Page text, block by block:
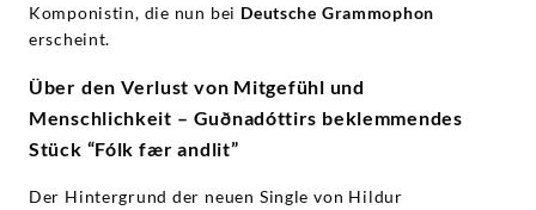
Komponistin, die nun bei Deutsche Grammophon
erscheint.
Über den Verlust von Mitgefühl und
Menschlichkeit – Guðnadóttirs beklemmendes
Stück “Fólk fær andlit”
Der Hintergrund der neuen Single von Hildur